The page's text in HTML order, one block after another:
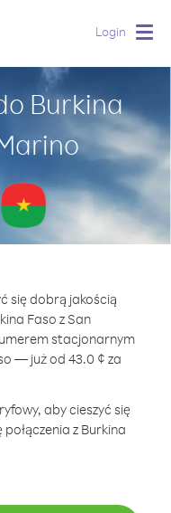
Login
Burkina
się dobrą jakością
Faso z San
stacjonarnym
— już od 43.0 ¢ za
aby cieszyć się
z Burkina